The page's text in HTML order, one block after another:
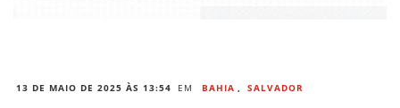
13 DE MAIO DE 2025 ÀS 13:54 EM BAHIA , SALVADOR